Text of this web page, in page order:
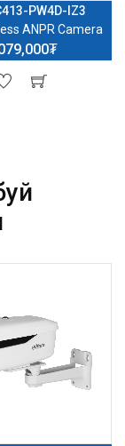
PW4D-IZ3
ANPR Camera